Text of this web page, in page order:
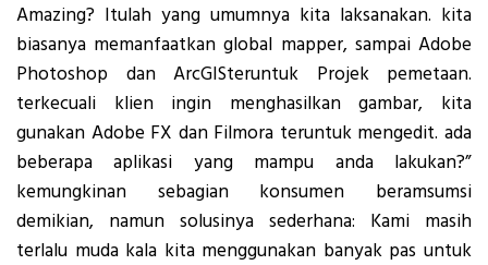
Amazing? Itulah yang umumnya kita laksanakan. kita
biasanya memanfaatkan global mapper, sampai Adobe
Photoshop dan ArcGISteruntuk Projek pemetaan.
terkecuali klien ingin menghasilkan gambar, kita
gunakan Adobe FX dan Filmora teruntuk mengedit. ada
beberapa aplikasi yang mampu anda lakukan?”
kemungkinan sebagian konsumen beramsumsi
demikian, namun solusinya sederhana: Kami masih
terlalu muda kala kita menggunakan banyak pas untuk